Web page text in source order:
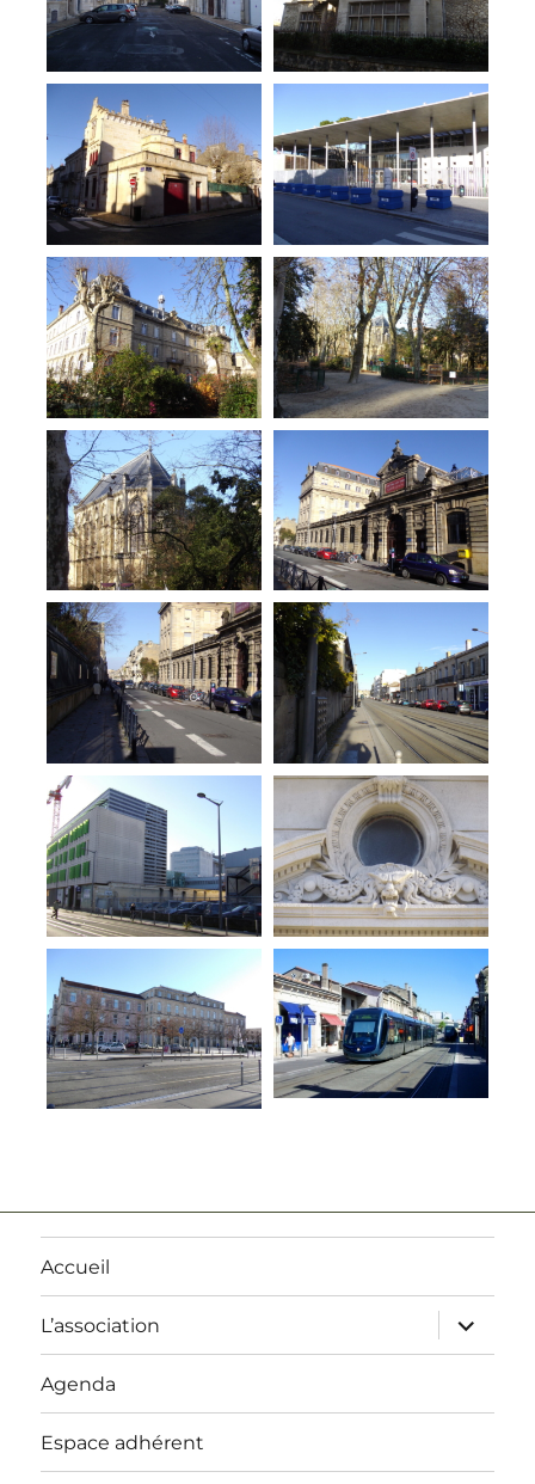
Accueil
L’association
ouvrir
le
sous-
Agenda
Espace adhérent